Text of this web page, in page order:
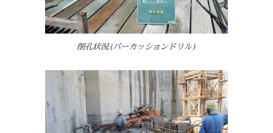
削孔状況(パーカッションドリル)